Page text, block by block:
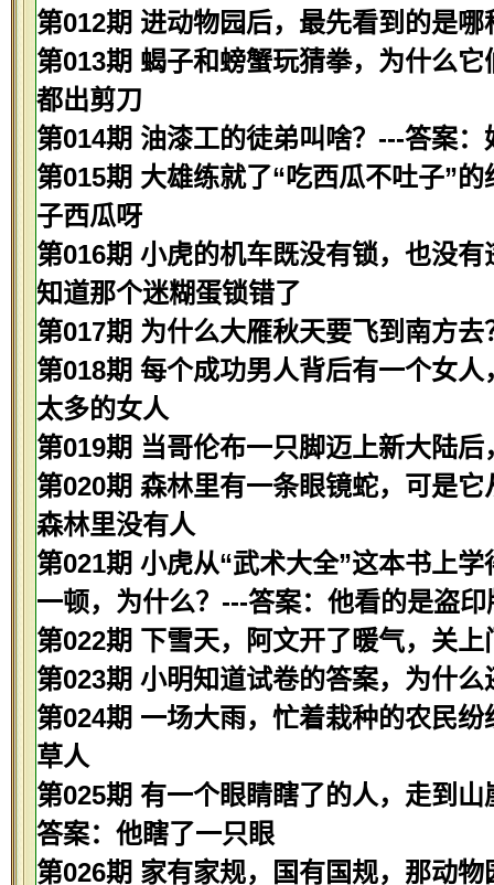
第012期 进动物园后，最先看到的是
第013期 蝎子和螃蟹玩猜拳，为什么
都出剪刀
第014期 油漆工的徒弟叫啥？---答案：
第015期 大雄练就了“吃西瓜不吐子”
子西瓜呀
第016期 小虎的机车既没有锁，也没
知道那个迷糊蛋锁错了
第017期 为什么大雁秋天要飞到南方
第018期 每个成功男人背后有一个女
太多的女人
第019期 当哥伦布一只脚迈上新大陆
第020期 森林里有一条眼镜蛇，可是
森林里没有人
第021期 小虎从“武术大全”这本书上
一顿，为什么？---答案：他看的是盗印
第022期 下雪天，阿文开了暖气，关
第023期 小明知道试卷的答案，为什
第024期 一场大雨，忙着栽种的农民
草人
第025期 有一个眼睛瞎了的人，走到
答案：他瞎了一只眼
第026期 家有家规，国有国规，那动